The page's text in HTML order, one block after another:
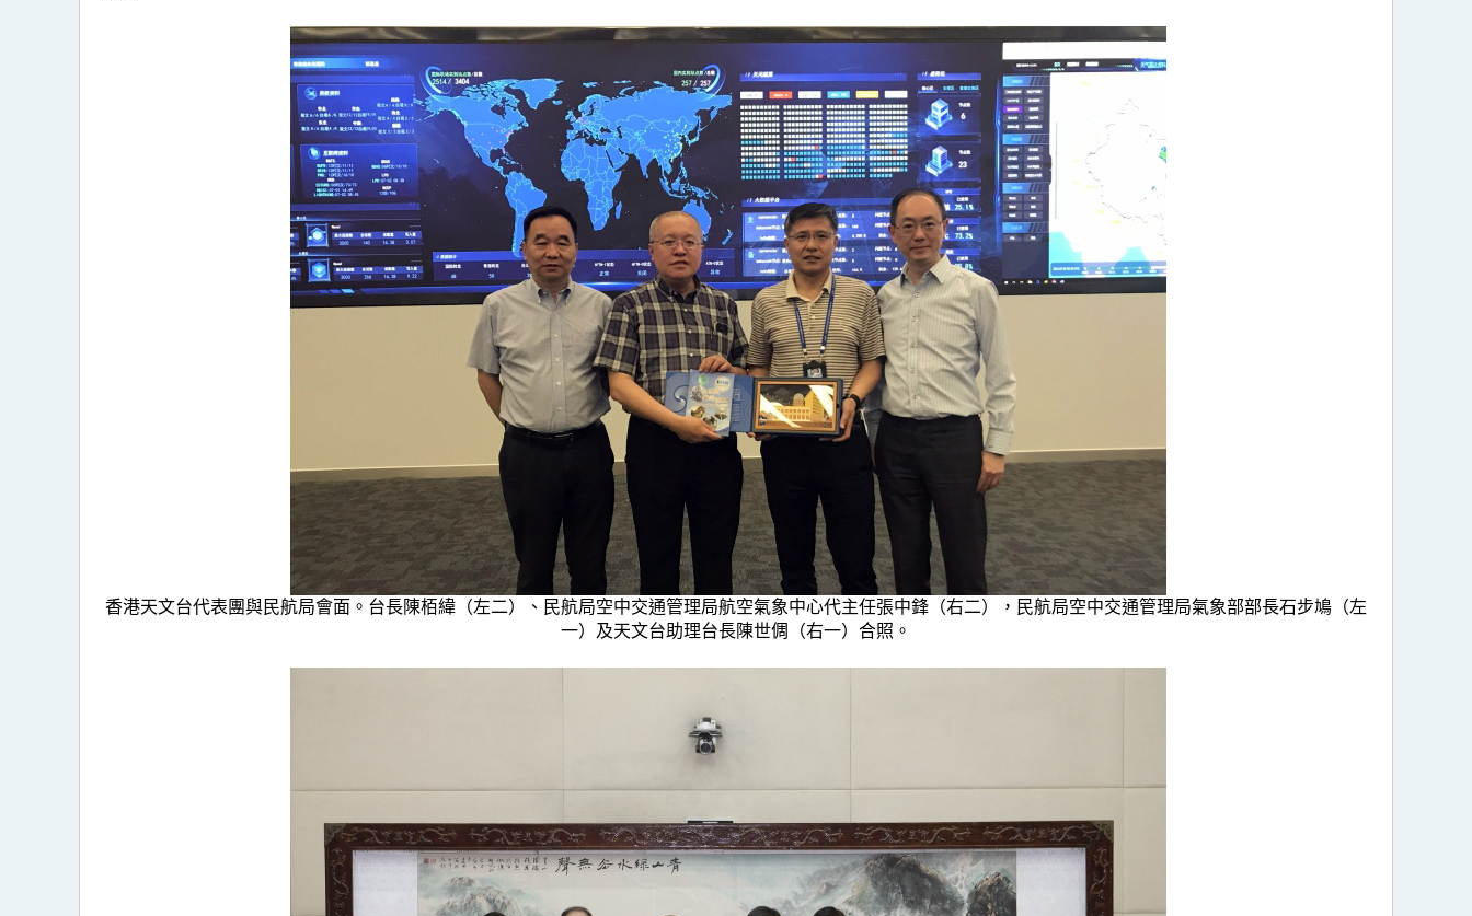
香港天文台代表團與民航局會面。台長陳栢緯（左二）、民航局空中交通管理局航空氣象中心代主任張中鋒（右二），民航局空中交通管理局氣象部部長石步鳩（左
一）及天文台助理台長陳世倜（右一）合照。